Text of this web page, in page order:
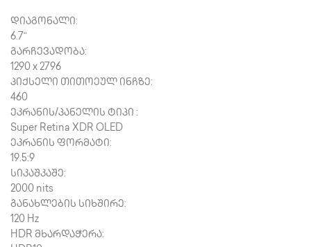
დიაგონალი:
6.7“
გარჩევადობა:
1290 x 2796
პიქსელი თითოეულ ინჩზე:
460
ეკრანის/პანელის ტიპი :
Super Retina XDR OLED
ეკრანის ფორმატი:
19.5:9
სიკაშკაშე:
2000 nits
განახლების სიხშირე:
120 Hz
HDR მხარდაჭერა: